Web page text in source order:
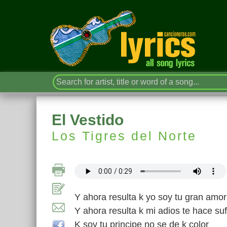
El Vestido
Los Tigres del Norte
Y ahora resulta k yo soy tu gran amor
Y ahora resulta k mi adios te hace
K soy tu principe no se de k color